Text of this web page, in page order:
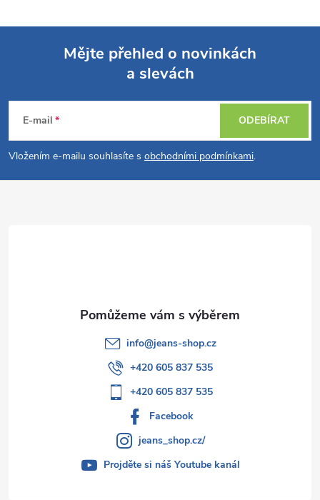
p
Mějte přehled o novinkách
a slevách
E-mail
Vložením e-mailu souhlasíte s obchodními podmínkami.
ODEBÍRAT
info@jeans-shop.cz
+420 605 837 535
+420 605 837 535
Facebook
jeans_shop.cz/
Projděte si náš Youtube kanál